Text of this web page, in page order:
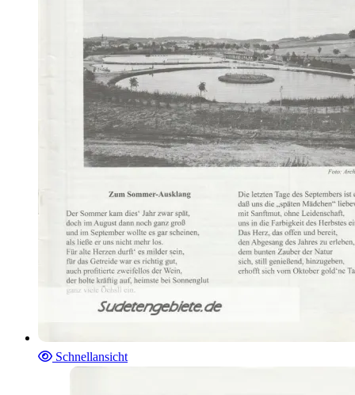
Schnellansicht